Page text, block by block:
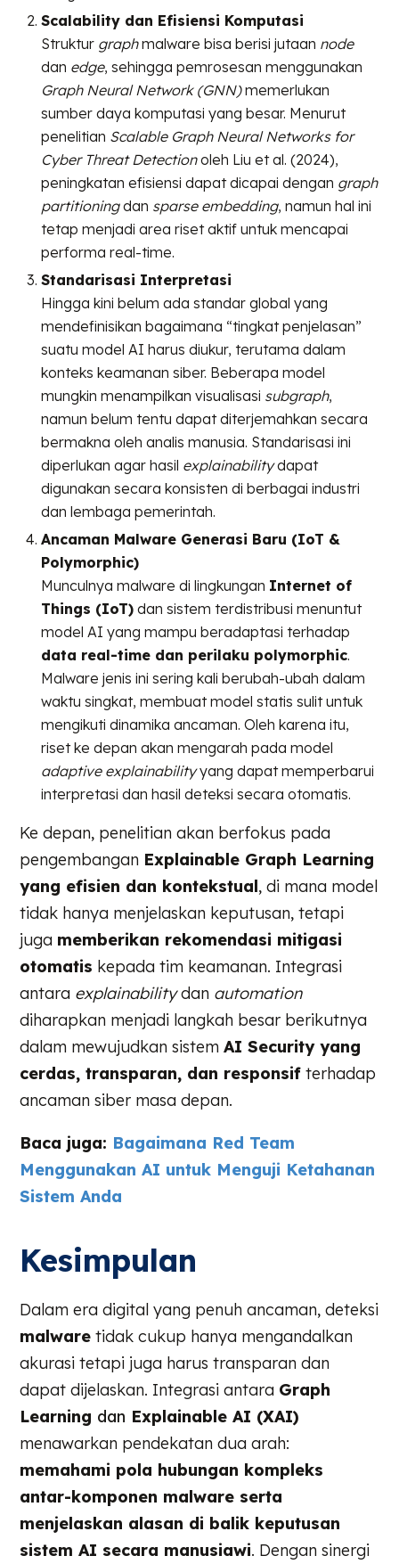
Scalability dan Efisiensi Komputasi
Struktur graphmalware bisa berisi jutaan node
dan edge, sehingga pemrosesan menggunakan
Graph Neural Network (GNN)memerlukan
sumber daya komputasi yang besar. Menurut
penelitian Scalable Graph Neural Networks for
Cyber Threat Detectionoleh Liu et al. (2024),
peningkatan efisiensi dapat dicapai dengan graph
partitioningdan sparse embedding, namun hal ini
tetap menjadi area riset aktif untuk mencapai
performa real-time.
Standarisasi Interpretasi
Hingga kini belum ada standar global yang
mendefinisikan bagaimana “tingkat penjelasan”
suatu model AI harus diukur, terutama dalam
konteks keamanan siber. Beberapa model
mungkin menampilkan visualisasi subgraph,
namun belum tentu dapat diterjemahkan secara
bermakna oleh analis manusia. Standarisasi ini
diperlukan agar hasil explainabilitydapat
digunakan secara konsisten di berbagai industri
dan lembaga pemerintah.
Ancaman Malware Generasi Baru (IoT &
Polymorphic)
Munculnya malware di lingkungan Internet of
Things (IoT) dan sistem terdistribusi menuntut
model AI yang mampu beradaptasi terhadap
data real-time dan perilaku polymorphic.
Malware jenis ini sering kali berubah-ubah dalam
waktu singkat, membuat model statis sulit untuk
mengikuti dinamika ancaman. Oleh karena itu,
riset ke depan akan mengarah pada model
adaptive explainabilityyang dapat memperbarui
interpretasi dan hasil deteksi secara otomatis.
Ke depan, penelitian akan berfokus pada
pengembangan Explainable Graph Learning
yang efisien dan kontekstual, di mana model
tidak hanya menjelaskan keputusan, tetapi
juga memberikan rekomendasi mitigasi
otomatis kepada tim keamanan. Integrasi
antara explainabilitydan automation
diharapkan menjadi langkah besar berikutnya
dalam mewujudkan sistemAI Security yang
cerdas, transparan, dan responsif terhadap
ancaman siber masa depan.
Baca juga: Bagaimana Red Team
Menggunakan AI untuk Menguji Ketahanan
Sistem Anda
Kesimpulan
Dalam era digital yang penuh ancaman, deteksi
malware tidak cukup hanya mengandalkan
akurasi tetapi juga harus transparan dan
dapat dijelaskan. Integrasi antara Graph
Learning dan Explainable AI (XAI)
menawarkan pendekatan dua arah:
memahami pola hubungan kompleks
antar-komponen malware serta
menjelaskan alasan di balik keputusan
sistem AI secara manusiawi. Dengan sinergi